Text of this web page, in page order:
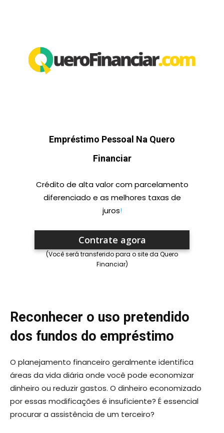
Empréstimo Pessoal Na Quero
Financiar
Crédito de alta valor com parcelamento
diferenciado e as melhores taxas de
juros!
Contrate agora
(Você será transferido para o site da Quero
Financiar)
Reconhecer o uso pretendido
dos fundos do empréstimo
O planejamento financeiro geralmente identifica
áreas da vida diária onde você pode economizar
dinheiro ou reduzir gastos. O dinheiro economizado
por essas modificações é insuficiente? É essencial
procurar a assistência de um terceiro?